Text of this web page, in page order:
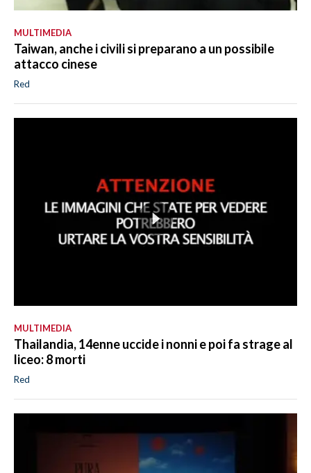
MULTIMEDIA
Taiwan, anche i civili si preparano a un possibile
attacco cinese
Red
MULTIMEDIA
Thailandia, 14enne uccide i nonni e poi fa strage al
liceo: 8 morti
Red